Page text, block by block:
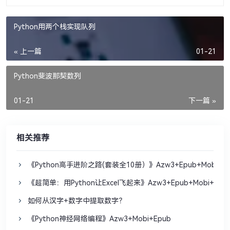
Python用两个栈实现队列
« 上一篇 01-21
Python斐波那契数列
下一篇 »
01-21
相关推荐
《Python高手进阶之路(套装全10册）》
《超简单：用Python让Excel飞起来》Azw3+Epub+Mobi+Pdf
如何从汉字+数字中提取数字？
《Python神经网络编程》Azw3+Mobi+Epub